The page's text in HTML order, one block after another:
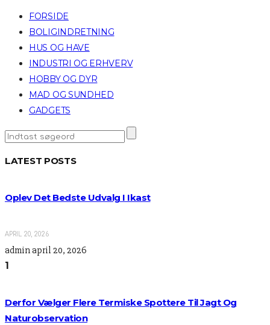
FORSIDE
BOLIGINDRETNING
HUS OG HAVE
INDUSTRI OG ERHVERV
HOBBY OG DYR
MAD OG SUNDHED
GADGETS
LATEST POSTS
Oplev Det Bedste Udvalg I Ikast
APRIL 20, 2026
adminapril 20, 2026
1
Derfor Vælger Flere Termiske Spottere Til Jagt Og
Naturobservation